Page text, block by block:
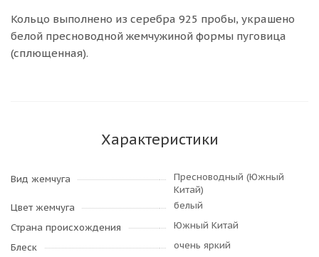
Кольцо выполнено из серебра 925 пробы, украшено
белой пресноводной жемчужиной формы пуговица
(сплющенная).
Характеристики
Вид жемчуга
Пресноводный (Южный
Китай)
Цвет жемчуга
белый
Страна происхождения
Южный Китай
Блеск
очень яркий